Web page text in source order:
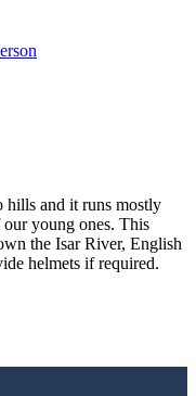
hills and it runs mostly
young ones. This
the Isar River, English
helmets if required.